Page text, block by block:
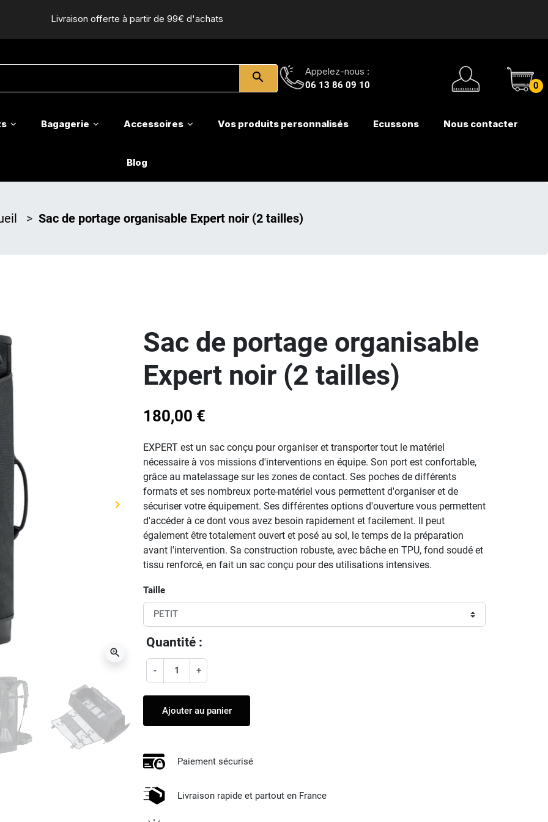
Livraison offerte à partir de 99€ d'achats
search Appelez-nous :
06 13 86 09 10 0
Bagagerie Accessoires Vos produits personnalisés Ecussons Nous contacter
Blog
> Sac de portage organisable Expert noir (2 tailles)
Suivant
keyboard_arrow_right
zoom_in
Sac de portage organisable
Expert noir (2 tailles)
180,00 €
EXPERT est un sac conçu pour organiser et transporter tout le matériel
nécessaire à vos missions d'interventions en équipe. Son port est confortable,
grâce au matelassage sur les zones de contact. Ses poches de différents
formats et ses nombreux porte-matériel vous permettent d'organiser et de
sécuriser votre équipement. Ses différentes options d'ouverture vous permettent
d'accéder à ce dont vous avez besoin rapidement et facilement. Il peut
également être totalement ouvert et posé au sol, le temps de la préparation
avant l'intervention. Sa construction robuste, avec bâche en TPU, fond soudé et
tissu renforcé, en fait un sac conçu pour des utilisations intensives.
Taille
Quantité :
- +
Ajouter au panier
Paiement sécurisé
Livraison rapide et partout en France